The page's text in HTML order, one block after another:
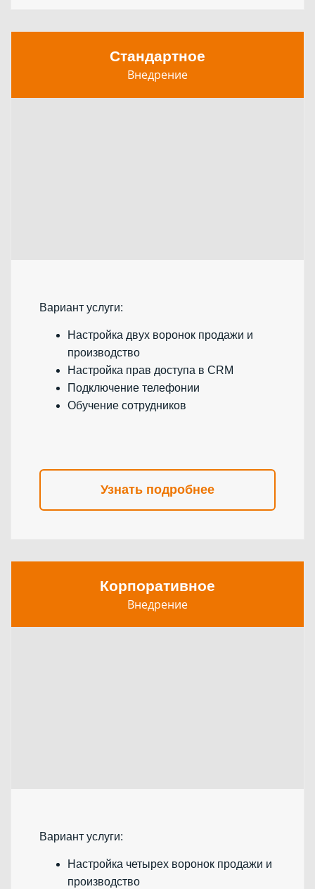
Стандартное
Внедрение
Вариант услуги:
Настройка двух воронок продажи и
производство
Настройка прав доступа в CRM
Подключение телефонии
Обучение сотрудников
Узнать подробнее
Корпоративное
Внедрение
Вариант услуги:
Настройка четырех воронок продажи и
производство